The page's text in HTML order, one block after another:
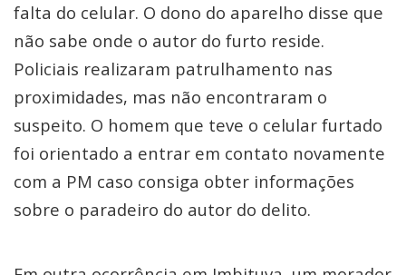
falta do celular. O dono do aparelho disse que
não sabe onde o autor do furto reside.
Policiais realizaram patrulhamento nas
proximidades, mas não encontraram o
suspeito. O homem que teve o celular furtado
foi orientado a entrar em contato novamente
com a PM caso consiga obter informações
sobre o paradeiro do autor do delito.